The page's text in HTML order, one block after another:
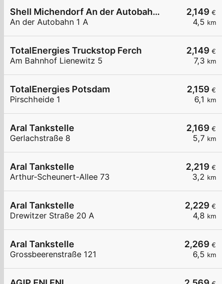
2,149 €
4,5 km
Shell Michendorf An der Autobahn 1 A
An der Autobahn 1 A
2,149 €
7,3 km
TotalEnergies Truckstop Ferch
Am Bahnhof Lienewitz 5
2,159 €
6,1 km
TotalEnergies Potsdam
Pirschheide 1
2,169 €
5,7 km
Aral Tankstelle
Gerlachstraße 8
2,219 €
3,2 km
Aral Tankstelle
Arthur-Scheunert-Allee 73
2,229 €
4,8 km
Aral Tankstelle
Drewitzer Straße 20 A
2,269 €
6,5 km
Aral Tankstelle
Grossbeerenstraße 121